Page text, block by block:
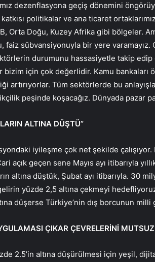
dezenflasyona geçiş dönemini
politikalar ve ana ticaret
Orta Doğu, Kuzey Afrika gibi bölgeler.
sübvansiyonuyla bir yere varamayız.
durumunu hassasiyetle takip
bizim için çok değerlidir. Kamu bankaları
artırıyorlar. Tüm sektörlerde bu
peşinde koşacağız. Dünyada pazar
ALTINA DÜŞTÜ”
iyileşme çok net şekilde
açık geçen sene Mayıs ayı itibarıyla
altına düştük, Şubat ayı itibarıyla. 30
yüzde 2,5 altına çekmeyi
düşerse Türkiye’nin dış borcunun
ÇIKAR ÇEVRELERİNİ
2.5’in altına düşürülmesi için yeşil,